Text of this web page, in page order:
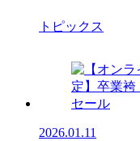
トピックス
2026.01.11